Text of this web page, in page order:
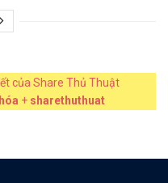
của Share Thủ Thuật
+ sharethuthuat